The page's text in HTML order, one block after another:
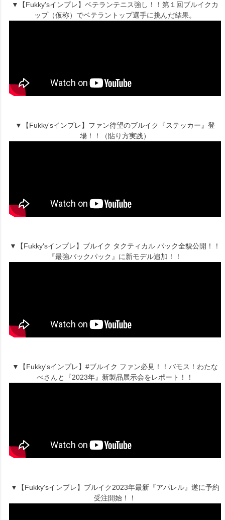
▼【Fukky'sインプレ】ベテランテニス強し！！第１回ブルイクカ
ップ（仮称）でベテラントップ選手に挑んだ結果。
▼【Fukky'sインプレ】ファン待望のブルイク『ステッカー』登
場！！（貼り方実践）
▼【Fukky'sインプレ】ブルイク タクティカル パック全貌公開！！
『最強バックパック』に新モデル追加！！
▼【Fukky'sインプレ】#ブルイク ファン必見！！バモス！わたな
べさんと『2023年』新製品展示会をレポート！！
▼【Fukky'sインプレ】ブルイク2023年最新『アパレル』遂に予約
受注開始！！